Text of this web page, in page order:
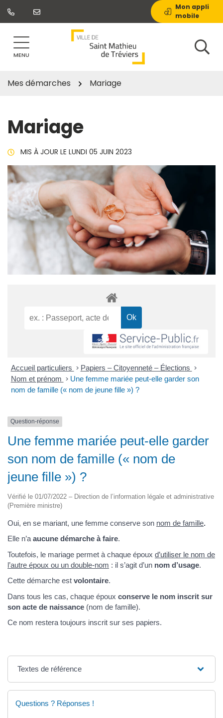
Aller
Mon appli
mobile
MENU
Mes démarches Mariage
Mariage
MIS À JOUR LE LUNDI 05 JUIN 2023
Accueil particuliers > Papiers – Citoyenneté – Élections >
Nom et prénom > Une femme mariée peut-elle garder son
nom de famille (« nom de jeune fille ») ?
Question-réponse
Une femme mariée peut-elle garder
son nom de famille (« nom de
jeune fille ») ?
Vérifié le 01/07/2022 – Direction de l’information légale et administrative
(Première ministre)
Oui, en se mariant, une femme conserve son nom de famille.
Elle n’a aucune démarche à faire.
Toutefois, le mariage permet à chaque époux d’utiliser le nom de
l’autre époux ou un double-nom : il s’agit d’un nom d’usage.
Cette démarche est volontaire.
Dans tous les cas, chaque époux conserve le nom inscrit sur
son acte de naissance (nom de famille).
Ce nom restera toujours inscrit sur ses papiers.
Textes de référence
Questions ? Réponses !